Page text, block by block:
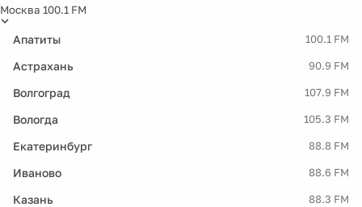
Москва 100.1 FM
Апатиты 100.1 FM
Астрахань 90.9 FM
Волгоград 107.9 FM
Вологда 105.3 FM
Екатеринбург 88.8 FM
Иваново 88.6 FM
Казань 88.3 FM